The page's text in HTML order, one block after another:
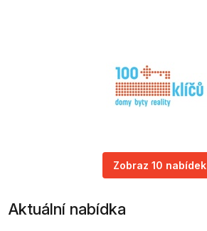
Zobraz 10 nabídek
Aktuální nabídka